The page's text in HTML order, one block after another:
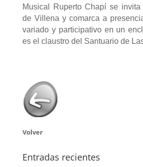
Musical Ruperto Chapí se
de Villena y comarca a
variado y participativo en un
es el claustro del Santuario de
Volver
Entradas recientes